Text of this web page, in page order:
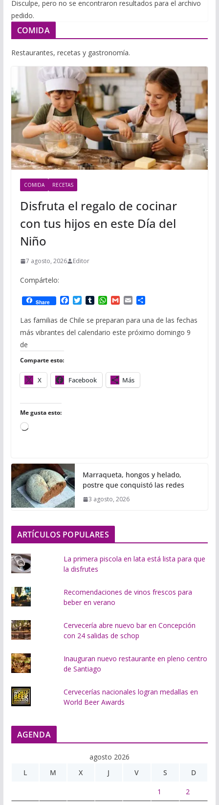
Disculpe, pero no se encontraron resultados para el archivo
pedido.
COMIDA
Restaurantes, recetas y gastronomía.
COMIDA RECETAS
Disfruta el regalo de cocinar
con tus hijos en este Día del
Niño
7 agosto, 2026 Editor
Compártelo:
Share
F
c
b
T
i
t
T
m
b
l
W
a
t
s
G
a
l
E
a
l
C
m
a
Las familias de Chile se preparan para una de las fechas
más vibrantes del calendario este próximo domingo 9
de
Comparte esto:
X Facebook Más
Me gusta esto:
C
g
a
n
d
.
.
Marraqueta, hongos y helado,
postre que conquistó las redes
3 agosto, 2026
ARTÍCULOS POPULARES
La primera piscola en lata está lista para que
la disfrutes
Recomendaciones de vinos frescos para
beber en verano
Cervecería abre nuevo bar en Concepción
con 24 salidas de schop
Inauguran nuevo restaurante en pleno centro
de Santiago
Cervecerías nacionales logran medallas en
World Beer Awards
AGENDA
agosto 2026
L
M X J V S D
1 2
m
a
t
i